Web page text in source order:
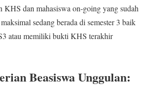
KHS dan mahasiswa on-going yang sudah
sedang berada di semester 3 baik
atau memiliki bukti KHS terakhir
Beasiswa Unggulan: